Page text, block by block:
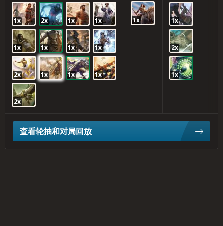
1x 2x 1x 1x
1x 1x 1x 1x
2x 1x 1x 1x
2x
1x 1x
2x
1x
查看轮抽和对局回放